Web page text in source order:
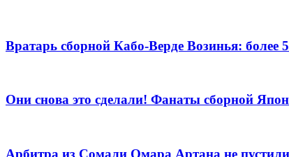
Вратарь сборной Кабо-Верде Возинья:
Они снова это сделали! Фанаты сборной
Арбитра из Сомали Омара Артана не